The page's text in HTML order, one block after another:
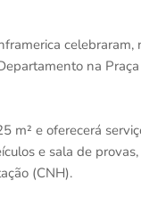
na
m² e oferecerá
e sala de
(CNH).